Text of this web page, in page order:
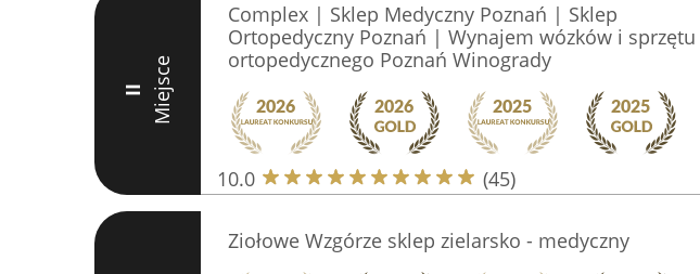
II Miejsce
Complex | Sklep Medyczny Poznań | Sklep
Ortopedyczny Poznań | Wynajem wózków i sprzętu
ortopedycznego Poznań Winogrady
10.0 (45)
Ziołowe Wzgórze sklep zielarsko - medyczny